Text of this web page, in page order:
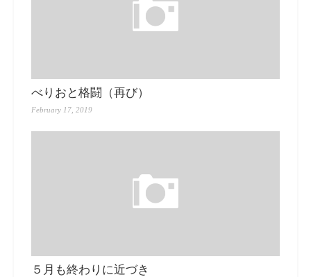
べりおと格闘（再び）
February 17, 2019
５月も終わりに近づき